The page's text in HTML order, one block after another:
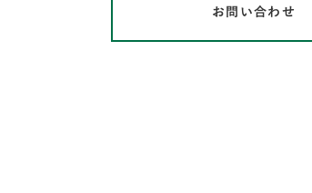
お問い合わせ